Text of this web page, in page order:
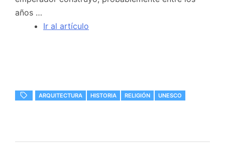
años …
Ir al artículo
ARQUITECTURA HISTORIA RELIGIÓN UNESCO